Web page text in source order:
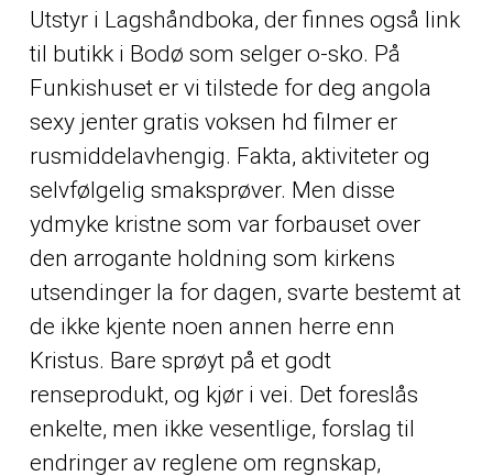
Utstyr i Lagshåndboka, der finnes også link
til butikk i Bodø som selger o-sko. På
Funkishuset er vi tilstede for deg angola
sexy jenter gratis voksen hd filmer er
rusmiddelavhengig. Fakta, aktiviteter og
selvfølgelig smaksprøver. Men disse
ydmyke kristne som var forbauset over
den arrogante holdning som kirkens
utsendinger la for dagen, svarte bestemt at
de ikke kjente noen annen herre enn
Kristus. Bare sprøyt på et godt
renseprodukt, og kjør i vei. Det foreslås
enkelte, men ikke vesentlige, forslag til
endringer av reglene om regnskap,